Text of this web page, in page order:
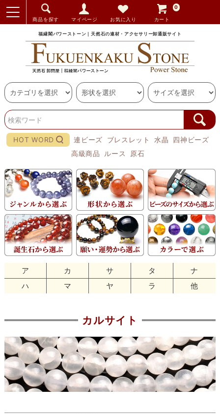
商品を探す マイページ お気に入り カート
0
福縁閣パワーストーン｜天然石の連材・アクセサリー卸通販サイト
HOT WORD 連ビーズ ブレスレット 水晶
四神ビーズ
高級商品
ルース 原石
ア カ サ タ
ナ
ハ
マ ヤ ラ 他
カルサイト